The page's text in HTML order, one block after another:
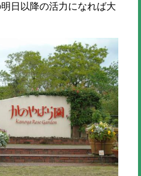
日以降の活力になれば大